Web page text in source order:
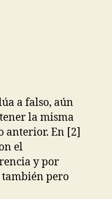
a falso, aún
tener la misma
anterior. En [2]
el
y por
también pero